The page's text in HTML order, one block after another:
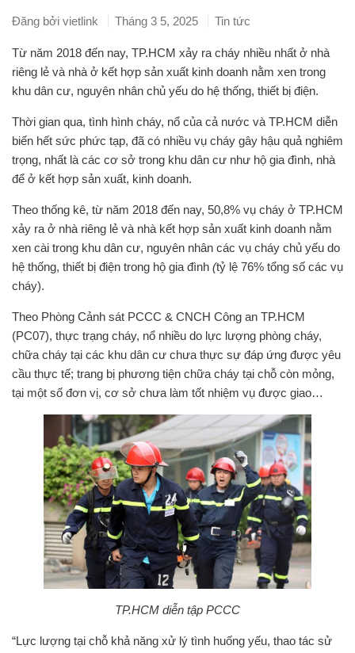
Đăng bởi vietlink Tháng 3 5, 2025 Tin tức
Từ năm 2018 đến nay, TP.HCM xảy ra cháy nhiều nhất ở nhà
riêng lẻ và nhà ở kết hợp sản xuất kinh doanh nằm xen trong
khu dân cư, nguyên nhân chủ yếu do hệ thống, thiết bị điện.
Thời gian qua, tình hình cháy, nổ của cả nước và TP.HCM diễn
biến hết sức phức tạp, đã có nhiều vụ cháy gây hậu quả nghiêm
trọng, nhất là các cơ sở trong khu dân cư như hộ gia đình, nhà
để ở kết hợp sản xuất, kinh doanh.
Theo thống kê, từ năm 2018 đến nay, 50,8% vụ cháy ở TP.HCM
xảy ra ở nhà riêng lẻ và nhà kết hợp sản xuất kinh doanh nằm
xen cài trong khu dân cư, nguyên nhân các vụ cháy chủ yếu do
hệ thống, thiết bị điện trong hộ gia đình (tỷ lệ 76% tổng số các vụ
cháy).
Theo Phòng Cảnh sát PCCC & CNCH Công an TP.HCM
(PC07), thực trạng cháy, nổ nhiều do lực lượng phòng cháy,
chữa cháy tại các khu dân cư chưa thực sự đáp ứng được yêu
cầu thực tế; trang bị phương tiện chữa cháy tại chỗ còn mỏng,
tại một số đơn vị, cơ sở chưa làm tốt nhiệm vụ được giao…
TP.HCM diễn tập PCCC
“Lực lượng tại chỗ khả năng xử lý tình huống yếu, thao tác sử